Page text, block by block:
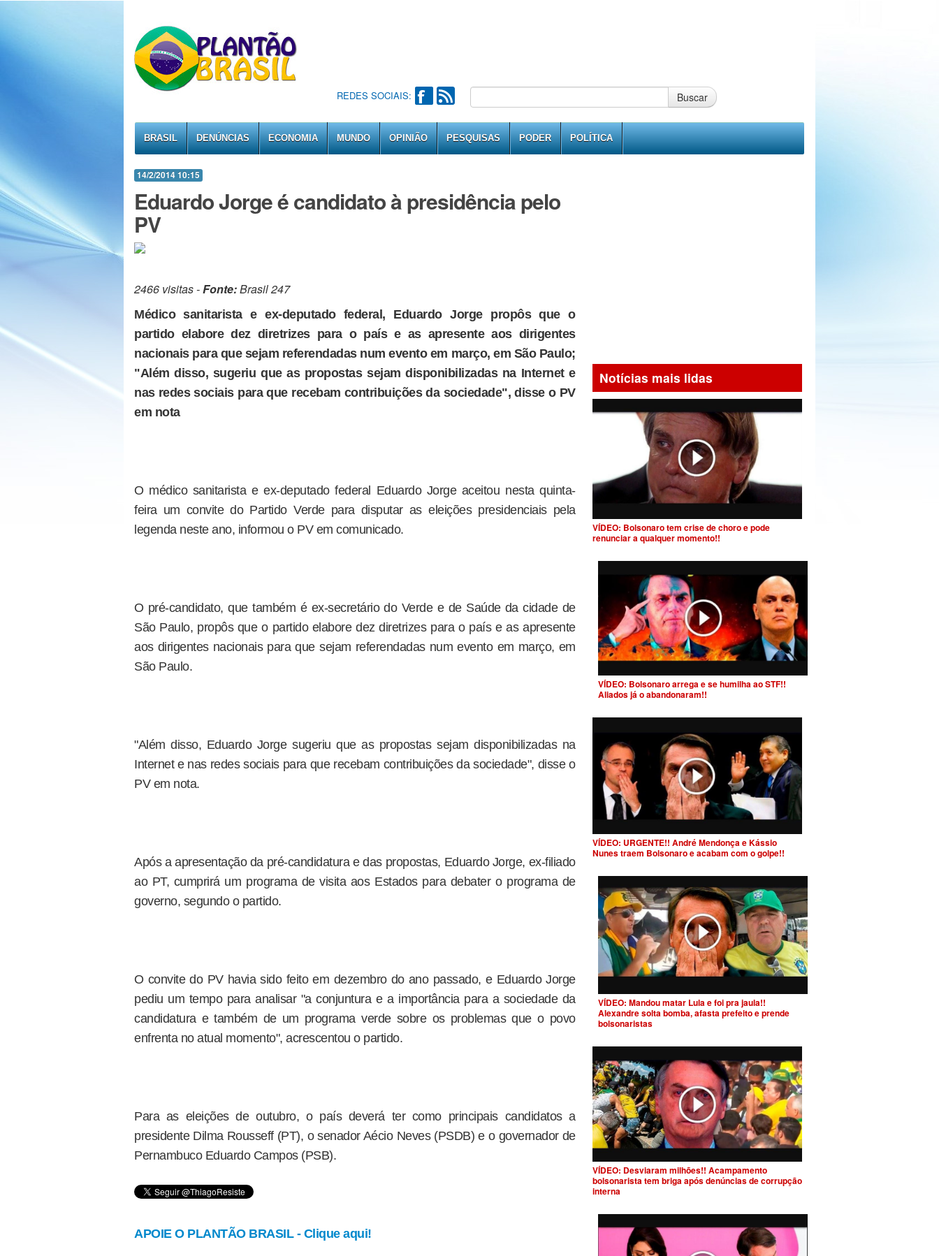
REDES SOCIAIS: Buscar
BRASIL DENÚNCIAS ECONOMIA MUNDO OPINIÃO PESQUISAS PODER POLÍTICA
14/2/2014 10:15
Eduardo Jorge é candidato à presidência pelo
PV
2466 visitas -Fonte:Brasil 247
Médico sanitarista e ex-deputado federal, Eduardo Jorge propôs que o
partido elabore dez diretrizes para o país e as apresente aos dirigentes
nacionais para que sejam referendadas num evento em março, em São Paulo;
"Além disso, sugeriu que as propostas sejam disponibilizadas na Internet e
nas redes sociais para que recebam contribuições da sociedade", disse o PV
em nota
O médico sanitarista e ex-deputado federal Eduardo Jorge aceitou nesta quinta-
feira um convite do Partido Verde para disputar as eleições presidenciais pela
legenda neste ano, informou o PV em comunicado.
O pré-candidato, que também é ex-secretário do Verde e de Saúde da cidade de
São Paulo, propôs que o partido elabore dez diretrizes para o país e as apresente
aos dirigentes nacionais para que sejam referendadas num evento em março, em
São Paulo.
"Além disso, Eduardo Jorge sugeriu que as propostas sejam disponibilizadas na
Internet e nas redes sociais para que recebam contribuições da sociedade", disse o
PV em nota.
Após a apresentação da pré-candidatura e das propostas, Eduardo Jorge, ex-filiado
ao PT, cumprirá um programa de visita aos Estados para debater o programa de
governo, segundo o partido.
O convite do PV havia sido feito em dezembro do ano passado, e Eduardo Jorge
pediu um tempo para analisar "a conjuntura e a importância para a sociedade da
candidatura e também de um programa verde sobre os problemas que o povo
enfrenta no atual momento", acrescentou o partido.
Para as eleições de outubro, o país deverá ter como principais candidatos a
presidente Dilma Rousseff (PT), o senador Aécio Neves (PSDB) e o governador de
Pernambuco Eduardo Campos (PSB).
APOIE O PLANTÃO BRASIL - Clique aqui!
Notícias mais lidas
VÍDEO: Bolsonaro tem crise de choro e pode
renunciar a qualquer momento!!
VÍDEO: Bolsonaro arrega e se humilha ao STF!!
Aliados já o abandonaram!!
VÍDEO: URGENTE!! André Mendonça e Kássio
Nunes traem Bolsonaro e acabam com o golpe!!
VÍDEO: Mandou matar Lula e foi pra jaula!!
Alexandre solta bomba, afasta prefeito e prende
bolsonaristas
VÍDEO: Desviaram milhões!! Acampamento
bolsonarista tem briga após denúncias de corrupção
interna